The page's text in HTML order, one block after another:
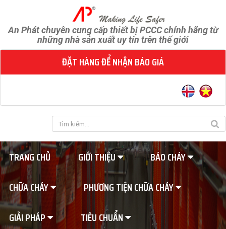
An Phát chuyên cung cấp thiết bị PCCC chính hãng từ
những nhà sản xuất uy tín trên thế giới
ĐẶT HÀNG ĐỂ NHẬN BÁO GIÁ
TRANG CHỦ GIỚI THIỆU
BÁO CHÁY
CHỮA CHÁY
PHƯƠNG TIỆN CHỮA CHÁY
GIẢI PHÁP
TIÊU CHUẨN